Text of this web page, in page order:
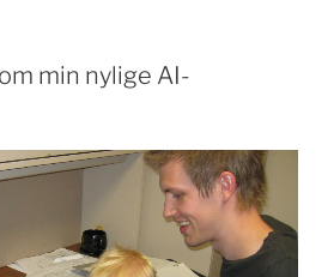
min nylige AI-